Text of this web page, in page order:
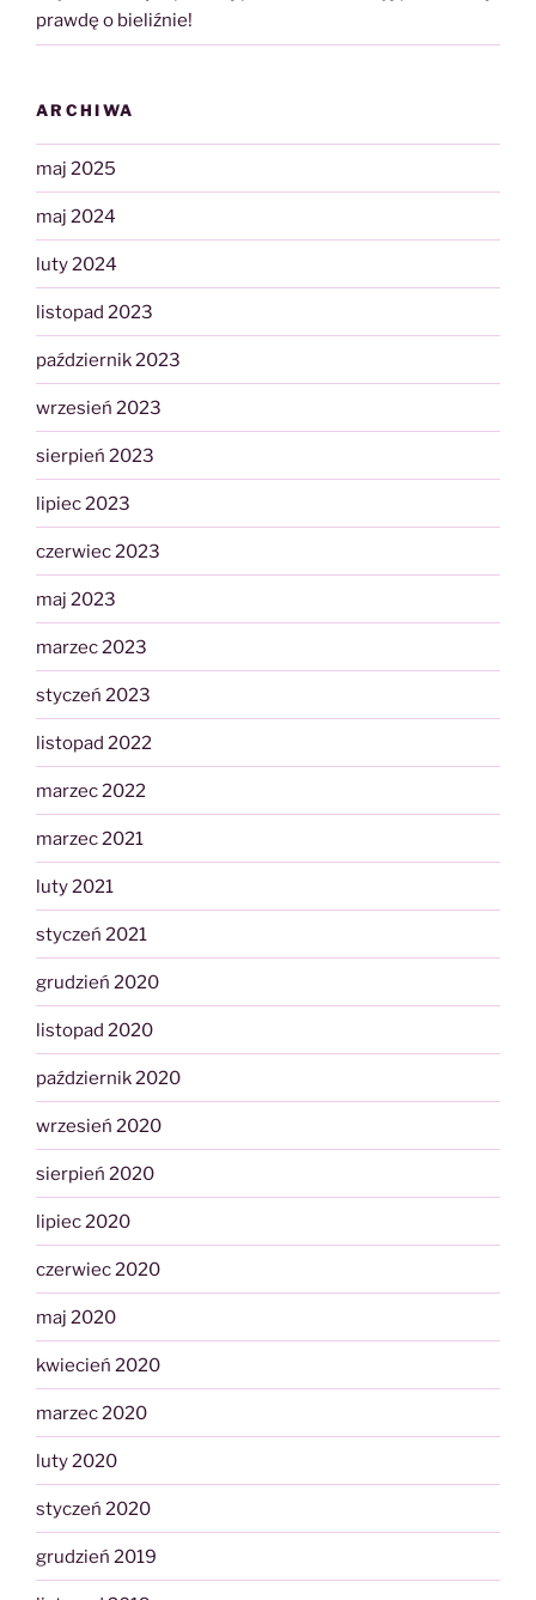
prawdę o bieliźnie!
ARCHIWA
maj 2025
maj 2024
luty 2024
listopad 2023
październik 2023
wrzesień 2023
sierpień 2023
lipiec 2023
czerwiec 2023
maj 2023
marzec 2023
styczeń 2023
listopad 2022
marzec 2022
marzec 2021
luty 2021
styczeń 2021
grudzień 2020
listopad 2020
październik 2020
wrzesień 2020
sierpień 2020
lipiec 2020
czerwiec 2020
maj 2020
kwiecień 2020
marzec 2020
luty 2020
styczeń 2020
grudzień 2019